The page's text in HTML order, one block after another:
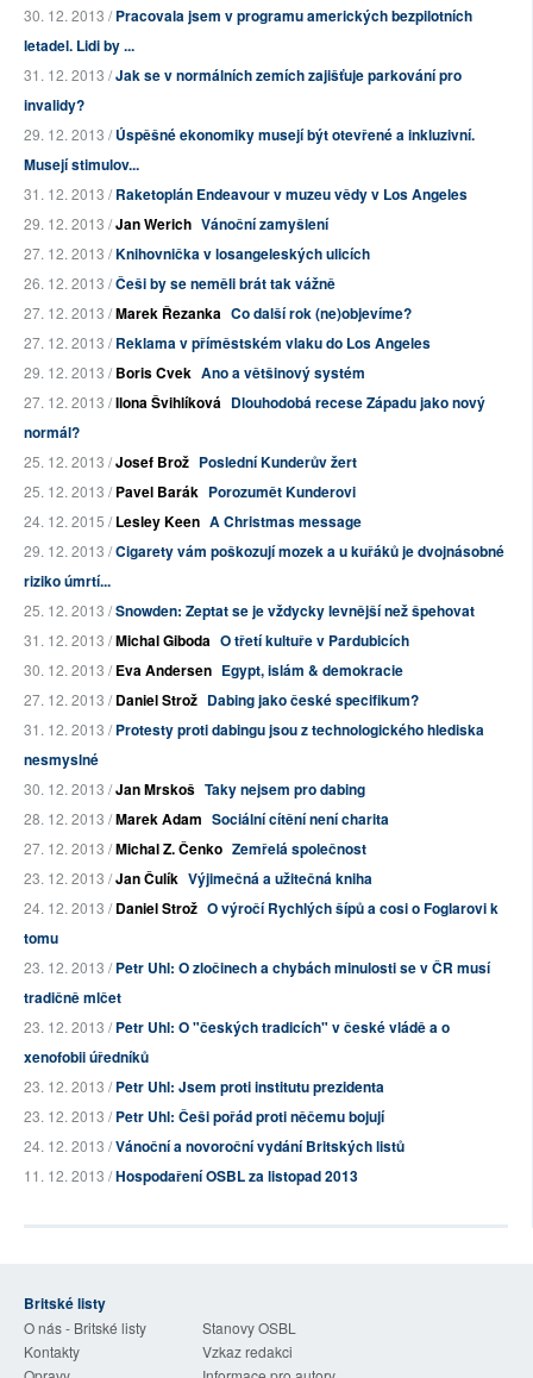
30. 12. 2013 /Pracovala jsem v programu amerických bezpilotních
letadel. Lidi by ...
31. 12. 2013 /Jak se v normálních zemích zajišťuje parkování pro
invalidy?
29. 12. 2013 /Úspěšné ekonomiky musejí být otevřené a inkluzivní.
Musejí stimulov...
31. 12. 2013 /Raketoplán Endeavour v muzeu vědy v Los Angeles
29. 12. 2013 /Jan Werich Vánoční zamyšlení
27. 12. 2013 /Knihovnička v losangeleských ulicích
26. 12. 2013 /Češi by se neměli brát tak vážně
27. 12. 2013 /Marek Řezanka Co další rok (ne)objevíme?
27. 12. 2013 /Reklama v příměstském vlaku do Los Angeles
29. 12. 2013 /Boris Cvek Ano a většinový systém
27. 12. 2013 /Ilona Švihlíková Dlouhodobá recese Západu jako nový
normál?
25. 12. 2013 /Josef Brož Poslední Kunderův žert
25. 12. 2013 /Pavel Barák Porozumět Kunderovi
24. 12. 2015 /Lesley Keen A Christmas message
29. 12. 2013 /Cigarety vám poškozují mozek a u kuřáků je dvojnásobné
riziko úmrtí...
25. 12. 2013 /Snowden: Zeptat se je vždycky levnější než špehovat
31. 12. 2013 /Michal Giboda O třetí kultuře v Pardubicích
30. 12. 2013 /Eva Andersen Egypt, islám & demokracie
27. 12. 2013 /Daniel Strož Dabing jako české specifikum?
31. 12. 2013 /Protesty proti dabingu jsou z technologického hlediska
nesmyslné
30. 12. 2013 /Jan Mrskoš Taky nejsem pro dabing
28. 12. 2013 /Marek Adam Sociální cítění není charita
27. 12. 2013 /Michal Z. Čenko Zemřelá společnost
23. 12. 2013 /Jan Čulík Výjimečná a užitečná kniha
24. 12. 2013 /Daniel Strož O výročí Rychlých šípů a cosi o Foglarovi k
tomu
23. 12. 2013 /Petr Uhl: O zločinech a chybách minulosti se v ČR musí
tradičně mlčet
23. 12. 2013 /Petr Uhl: O "českých tradicích" v české vládě a o
xenofobii úředníků
23. 12. 2013 /Petr Uhl: Jsem proti institutu prezidenta
23. 12. 2013 /Petr Uhl: Češi pořád proti něčemu bojují
24. 12. 2013 /Vánoční a novoroční vydání Britských listů
11. 12. 2013 /Hospodaření OSBL za listopad 2013
Britské listy
O nás - Britské listy
Stanovy OSBL
Kontakty
Vzkaz redakci